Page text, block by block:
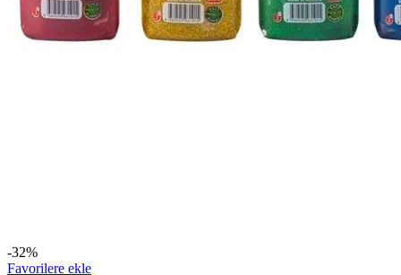
-32%
Favorilere ekle